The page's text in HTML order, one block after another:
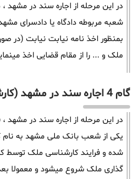
در این مرحله از اجاره سند در مشهد
شعبه مربوطه دادگاه یا دادسرای
بمنظور اخذ نامه نیابت نیابت (در
ملک و ... را از مقام قضایی اخذ
گام 4 اجاره سند در مشهد (کارشناسی ملک)
در این مرحله از اجاره سند در
یکی از شعب بانک ملی مشهد به نام
شده و فرایند کارشناسی ملک توسط